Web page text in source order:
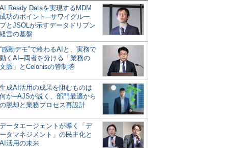
AI Ready Dataを実現するMDM
成功のポイント─サワイグルー
プとJSOLが示すデータドリブン
経営の基盤
“感動デモ”で終わるAIと、実務で
動くAI─両者を分ける「業務の
文脈」とCelonisの管制塔
生成AI活用の成果を阻むものは
何か─AJSが説く、部門最適から
の脱却と業務プロセス再設計
データエージェントが導く「デ
ータマネジメント」の民主化と
AI活用の未来